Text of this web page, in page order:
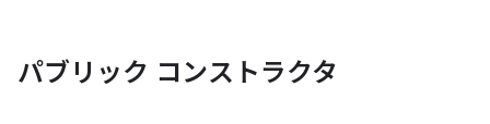
パブリック コンストラクタ